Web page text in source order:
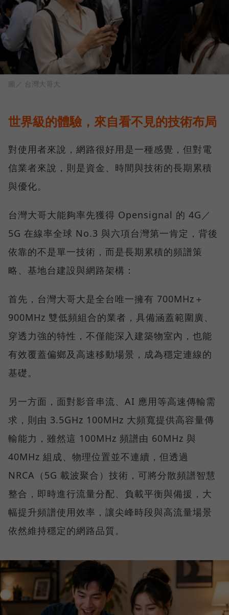
圖／ 台灣大哥大
世界級的體驗，來自看不見的技術布局
對使用者來說，網路很好用是一種感覺，但對電
信業者來說，則是資金、時間與技術的長期累積
與優化。
台灣大哥大能夠率先獲得 Opensignal 的 4G／
5G 在線率全球 No.3 與六項台灣第一肯定，背後
依靠的不是單一技術，而是長期累積的頻譜策
略、基地台建設與網路架構：
首先，台灣大哥大是全台唯一擁有 700MHz＋
900MHz 雙低頻組合的業者，具備涵蓋範圍廣、
穿透力強的特性，不僅能深入建築物室內，也能
有效覆蓋偏鄉及高速移動場景，成為穩定連線的
基礎。
另一方面，面對影音串流、AI 應用等高速傳輸需
求，則由 3.5GHz 100MHz 大頻寬提供高容量傳
輸能力，雖然這 100MHz 頻譜由 60MHz 與
40MHz 組成、物理位置並不連續，但透過
NRCA（5G 載波聚合）技術，可將分散頻譜智慧
整合，即時進行流量分配、負載平衡與備援，大
幅提升頻譜使用效率，讓尖峰時段與高流量場景
依然維持穩定的網路品質。